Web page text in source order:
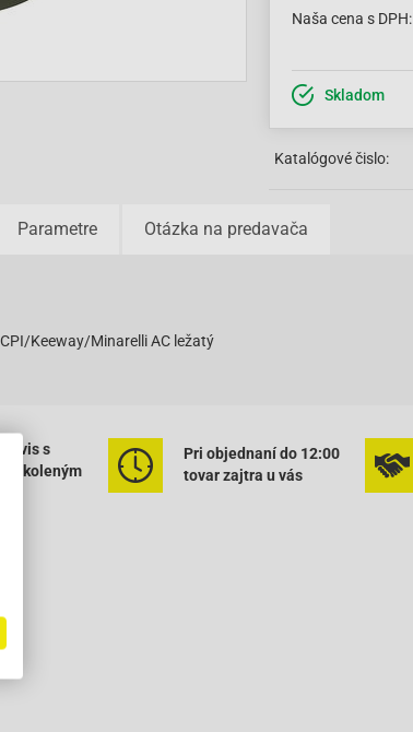
Naša cena s DPH:
Skladom
Katalógové čislo:
Parametre Otázka na predavača
Keeway/Minarelli AC ležatý
s
vyškoleným
Pri objednaní do 12:00
tovar zajtra u vás